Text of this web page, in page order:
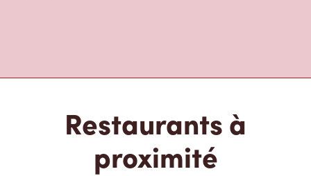
Restaurants à
proximité